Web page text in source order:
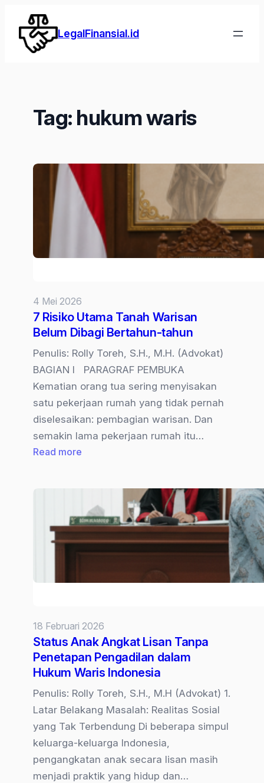
Lewati
konten
LegalFinansial.id
Tag: hukum waris
4 Mei 2026
7 Risiko Utama Tanah Warisan
Belum Dibagi Bertahun-tahun
Penulis: Rolly Toreh, S.H., M.H. (Advokat)
BAGIAN I PARAGRAF PEMBUKA
Kematian orang tua sering menyisakan
satu pekerjaan rumah yang tidak pernah
diselesaikan: pembagian warisan. Dan
semakin lama pekerjaan rumah itu…
Read more
Tanah
Warisan
Belum
18 Februari 2026
Status Anak Angkat Lisan Tanpa
Penetapan Pengadilan dalam
Hukum Waris Indonesia
Penulis: Rolly Toreh, S.H., M.H (Advokat) 1.
Latar Belakang Masalah: Realitas Sosial
yang Tak Terbendung Di beberapa simpul
keluarga-keluarga Indonesia,
pengangkatan anak secara lisan masih
menjadi praktik yang hidup dan…